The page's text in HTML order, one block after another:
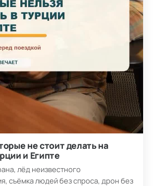
не стоит делать на
и Египте
лёд неизвестного
съёмка людей без спроса, дрон без